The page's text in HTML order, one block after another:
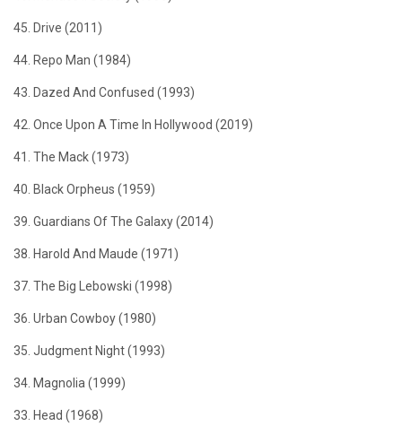
45. Drive (2011)
44. Repo Man (1984)
43. Dazed And Confused (1993)
42. Once Upon A Time In Hollywood (2019)
41. The Mack (1973)
40. Black Orpheus (1959)
39. Guardians Of The Galaxy (2014)
38. Harold And Maude (1971)
37. The Big Lebowski (1998)
36. Urban Cowboy (1980)
35. Judgment Night (1993)
34. Magnolia (1999)
33. Head (1968)